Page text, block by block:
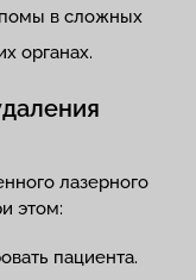
в сложных
органах.
лазерного
этом:
пациента.